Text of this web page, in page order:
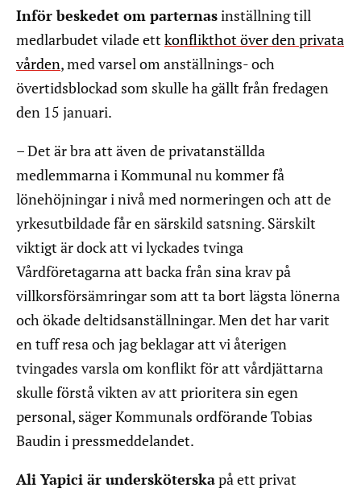
Inför beskedet om parternasinställning till
medlarbudet vilade ettkonflikthot över den privata
vården, med varsel om anställnings- och
övertidsblockad som skulle ha gällt från fredagen
den 15 januari.
– Det är bra att även de privatanställda
medlemmarna i Kommunal nu kommer få
lönehöjningar i nivå med normeringen och att de
yrkesutbildade får en särskild satsning. Särskilt
viktigt är dock att vi lyckades tvinga
Vårdföretagarna att backa från sina krav på
villkorsförsämringar som att ta bort lägsta lönerna
och ökade deltidsanställningar. Men det har varit
en tuff resa och jag beklagar att vi återigen
tvingades varsla om konflikt för att vårdjättarna
skulle förstå vikten av att prioritera sin egen
personal, säger Kommunals ordförande Tobias
Baudin i pressmeddelandet.
Ali Yapici är undersköterskapå ett privat